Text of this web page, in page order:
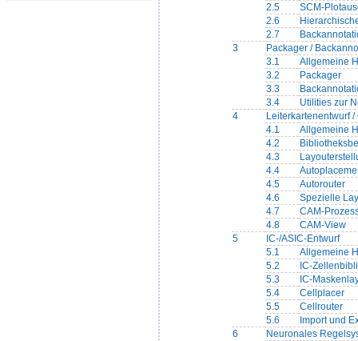
2.5
SCM-
2.6
2.7
3
Packager /
3.1
Allgemeine
3.2
Packager
3.3
3.4
Utilities zur
4
Leiterkartenentwurf /
4.1
Allgemeine
4.2
4.3
4.4
4.5
Autorouter
4.6
Spezielle
4.7
CAM-
4.8
CAM-View
5
IC-/ASIC-Entwurf
5.1
Allgemeine
5.2
IC-
5.3
IC-
5.4
Cellplacer
5.5
Cellrouter
5.6
Import und
6
Neuronales